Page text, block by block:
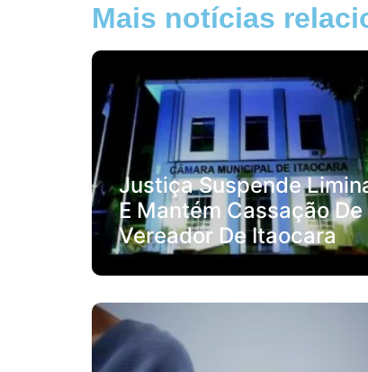
Mais notícias
Justiça Suspende
E Mantém Cassação De
Vereador De Itaocara